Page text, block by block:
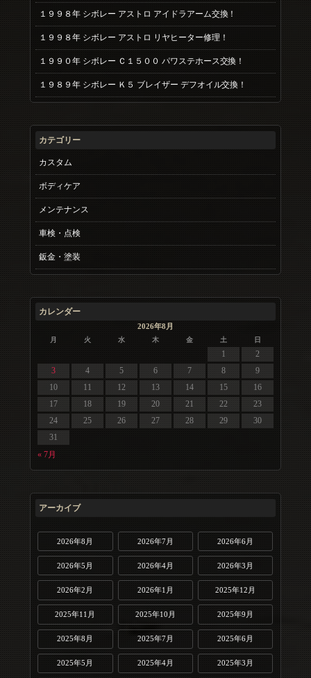
１９９８年 シボレー アストロ アイドラアーム交換！
１９９８年 シボレー アストロ リヤヒーター修理！
１９９０年 シボレー Ｃ１５００ パワステホース交換！
１９８９年 シボレー Ｋ５ ブレイザー デフオイル交換！
カテゴリー
カスタム
ボディケア
メンテナンス
車検・点検
鈑金・塗装
カレンダー
2026年8月
月 火 水 木 金 土 日
« 7月
1
2
3
4 5 6 7 8
9
10
11 12 13 14 15
16
17
18 19 20 21 22
23
24
25 26 27 28 29
30
31
アーカイブ
2026年8月 2026年7月 2026年6月
2026年5月 2026年4月 2026年3月
2026年2月 2026年1月 2025年12月
2025年11月 2025年10月 2025年9月
2025年8月 2025年7月 2025年6月
2025年5月 2025年4月 2025年3月